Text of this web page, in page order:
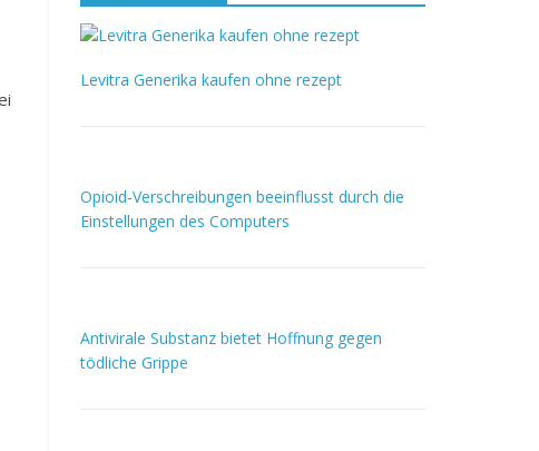
Levitra Generika kaufen ohne rezept
Opioid-Verschreibungen beeinflusst durch die
Einstellungen des Computers
Antivirale Substanz bietet Hoffnung gegen
tödliche Grippe